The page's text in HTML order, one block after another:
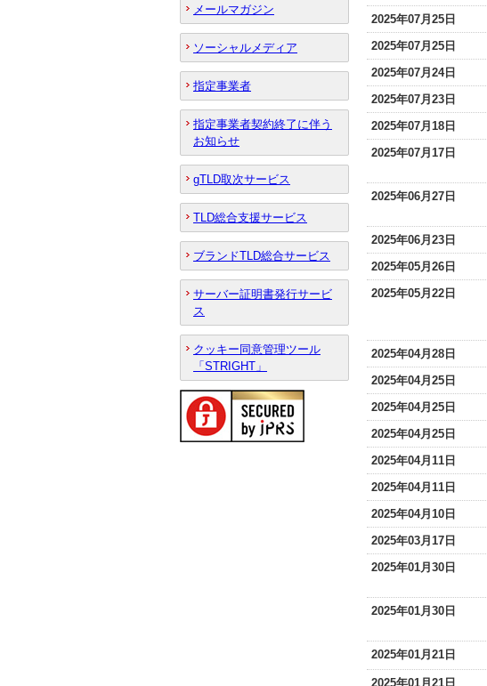
2025年07月25日
2025年07月25日
2025年07月24日
2025年07月23日
2025年07月18日
2025年07月17日
2025年06月27日
2025年06月23日
2025年05月26日
2025年05月22日
2025年04月28日
2025年04月25日
2025年04月25日
2025年04月25日
2025年04月11日
2025年04月11日
2025年04月10日
2025年03月17日
2025年01月30日
2025年01月30日
2025年01月21日
2025年01月21日
メールマガジン
ソーシャルメディア
指定事業者
指定事業者契約終了に伴う
お知らせ
gTLD取次サービス
TLD総合支援サービス
ブランドTLD総合サービス
サーバー証明書発行サービ
ス
クッキー同意管理ツール
「STRIGHT」